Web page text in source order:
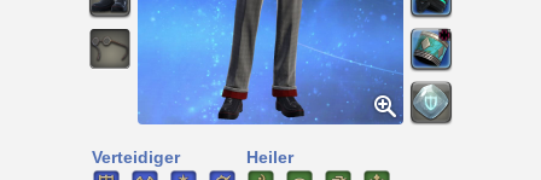
Verteidiger Heiler